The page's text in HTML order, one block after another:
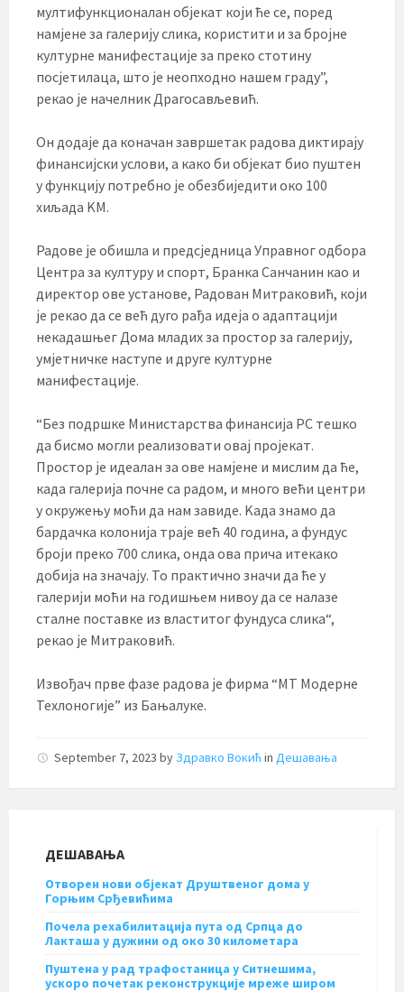
мултифункционалан објекат који ће се, поред
намјене за галерију слика, користити и за бројне
културне манифестације за преко стотину
посјетилаца, што је неопходно нашем граду”,
рекао је начелник Драгосављевић.
Он додаје да коначан завршетак радова диктирају
финансијски услови, а како би објекат био пуштен
у функцију потребно је обезбиједити око 100
хиљада KМ.
Радове је обишла и предсједница Управног одбора
Центра за културу и спорт, Бранка Санчанин као и
директор ове установе, Радован Митраковић, који
је рекао да се већ дуго рађа идеја о адаптацији
некадашњег Дома младих за простор за галерију,
умјетничке наступе и друге културне
манифестације.
“Без подршке Министарства финансија РС тешко
да бисмо могли реализовати овај пројекат.
Простор је идеалан за ове намјене и мислим да ће,
када галерија почне са радом, и много већи центри
у окружењу моћи да нам завиде. Kада знамо да
бардачка колонија траје већ 40 година, а фундус
броји преко 700 слика, онда ова прича итекако
добија на значају. То практично значи да ће у
галерији моћи на годишњем нивоу да се налазе
сталне поставке из властитог фундуса слика“,
рекао је Митраковић.
Извођач прве фазе радова је фирма “МТ Модерне
Техлоногије” из Бањалуке.
September 7, 2023 by Здравко Вокић in Дешавања
ДЕШАВАЊА
Отворен нови објекат Друштвеног дома у
Горњим Срђевићима
Почела рехабилитација пута од Српца до
Лакташа у дужини од око 30 километара
Пуштена у рад трафостаница у Ситнешима,
ускоро почетак реконструкције мреже широм